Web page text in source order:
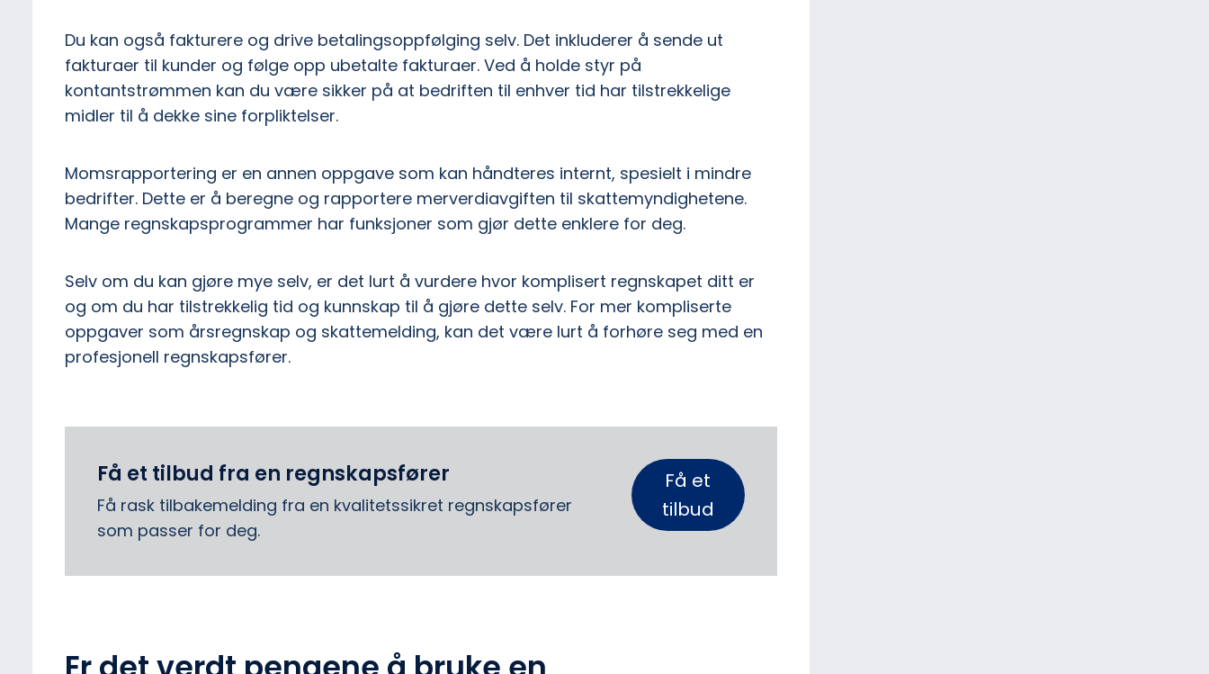
Du kan også fakturere og drive betalingsoppfølging selv. Det inkluderer å sende ut
fakturaer til kunder og følge opp ubetalte fakturaer. Ved å holde styr på
kontantstrømmen kan du være sikker på at bedriften til enhver tid har tilstrekkelige
midler til å dekke sine forpliktelser.
Momsrapportering er en annen oppgave som kan håndteres internt, spesielt i mindre
bedrifter. Dette er å beregne og rapportere merverdiavgiften til skattemyndighetene.
Mange regnskapsprogrammer har funksjoner som gjør dette enklere for deg.
Selv om du kan gjøre mye selv, er det lurt å vurdere hvor komplisert regnskapet ditt er
og om du har tilstrekkelig tid og kunnskap til å gjøre dette selv. For mer kompliserte
oppgaver som årsregnskap og skattemelding, kan det være lurt å forhøre seg med en
profesjonell regnskapsfører​.
Få et tilbud fra en regnskapsfører
Få rask tilbakemelding fra en kvalitetssikret regnskapsfører
som passer for deg.
Få et
tilbud